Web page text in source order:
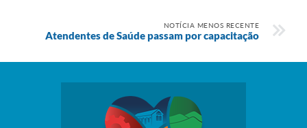
NOTÍCIA MENOS RECENTE
Atendentes de Saúde passam por capacitação